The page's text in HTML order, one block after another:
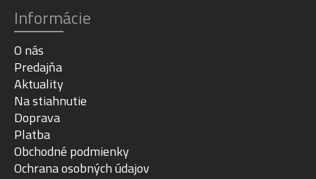
Informácie
O nás
Predajňa
Aktuality
Na stiahnutie
Doprava
Platba
Obchodné podmienky
Ochrana osobných údajov